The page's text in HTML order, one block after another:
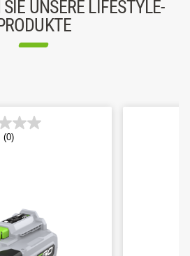
UNSERE LIFESTYLE-
(0)